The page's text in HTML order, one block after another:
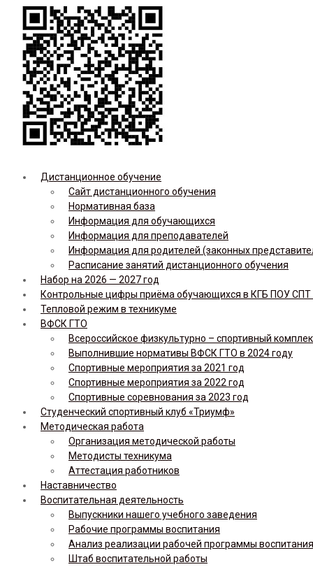
Дистанционное обучение
Сайт дистанционного обучения
Нормативная база
Информация для обучающихся
Информация для преподавателей
Информация для родителей (законных
Расписание занятий дистанционного обучения
Набор на 2026 — 2027 год
Контрольные цифры приёма обучающихся в КГБ ПОУ СПТ
Тепловой режим в техникуме
ВФСК ГТО
Всероссийское физкультурно – спортивный
Выполнившие нормативы ВФСК ГТО в 2024 году
Спортивные мероприятия за 2021 год
Спортивные мероприятия за 2022 год
Спортивные соревнования за 2023 год
Студенческий спортивный клуб «Триумф»
Методическая работа
Организация методической работы
Методисты техникума
Аттестация работников
Наставничество
Воспитательная деятельность
Выпускники нашего учебного заведения
Рабочие программы воспитания
Анализ реализации рабочей программы
Штаб воспитательной работы